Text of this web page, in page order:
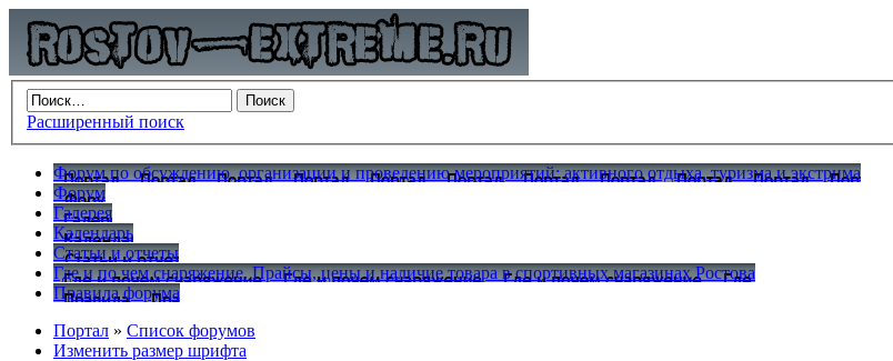
Расширенный поиск
Форум по обсуждению, организации и проведению мероприятий: активного отдыха, туризма и экстрима
Форум
Галерея
Календарь
Статьи и отчеты
Где и по чем снаряжение. Прайсы, цены и наличие товара в спортивных магазинах Ростова
Правила форума
Портал » Список форумов
Изменить размер шрифта